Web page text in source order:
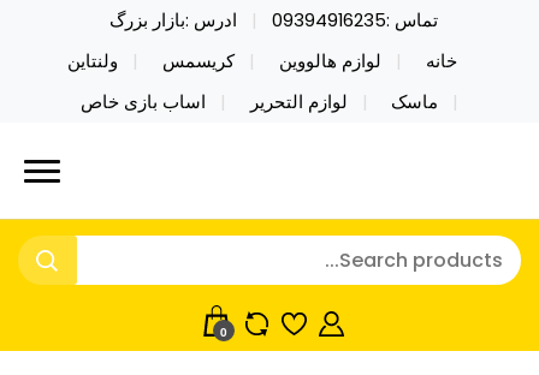
تماس :09394916235
ادرس :بازار بزرگ
خانه
لوازم هالووین کریسمس
ولنتاین
ماسک
لوازم التحریر اساب بازی خاص
نایکر توی فروش عمده لوازم هالووین
ولن تاین کادویی کریسمس اکسسوری
خرید محصولات خاص فیجت اسباب بازی تراول ماگ نایکر
توی فروش عمده لوازم هالووین ولن تاین کادویی
کریسمس اکسسوری ماسک در واردات مستقیم
0